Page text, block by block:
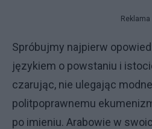
Reklama
Spróbujmy najpierw
językiem o powstaniu i
czarując, nie ulegając
politpoprawnemu
po imieniu. Arabowie w